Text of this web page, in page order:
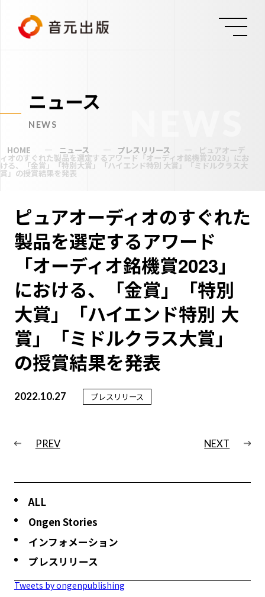
ニュース
NEWS
HOME ニュース プレスリリース ピュアオーデ
ィオのすぐれた製品を選定するアワード「オーディオ銘機賞2023」にお
ける、「⾦賞」「特別⼤賞」「ハイエンド特別 ⼤賞」「ミドルクラス⼤
賞」の授賞結果を発表
ピュアオーディオのすぐれた
製品を選定するアワード
「オーディオ銘機賞2023」
における、「⾦賞」「特別
⼤賞」「ハイエンド特別 ⼤
賞」「ミドルクラス⼤賞」
の授賞結果を発表
2022.10.27 プレスリリース
PREV NEXT
ALL
Ongen Stories
インフォメーション
プレスリリース
Tweets by ongenpublishing